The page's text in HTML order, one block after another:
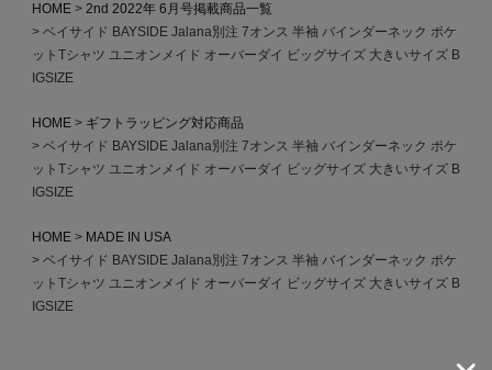
HOME
2nd 2022年 6月号掲載商品一覧
ベイサイド BAYSIDE Jalana別注 7オンス 半袖 バインダーネック ポケ
ットTシャツ ユニオンメイド オーバーダイ ビッグサイズ 大きいサイズ B
IGSIZE
HOME
ギフトラッピング対応商品
ベイサイド BAYSIDE Jalana別注 7オンス 半袖 バインダーネック ポケ
ットTシャツ ユニオンメイド オーバーダイ ビッグサイズ 大きいサイズ B
IGSIZE
HOME
MADE IN USA
ベイサイド BAYSIDE Jalana別注 7オンス 半袖 バインダーネック ポケ
ットTシャツ ユニオンメイド オーバーダイ ビッグサイズ 大きいサイズ B
IGSIZE